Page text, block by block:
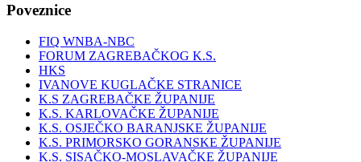
Poveznice
FIQ WNBA-NBC
FORUM ZAGREBAČKOG K.S.
HKS
IVANOVE KUGLAČKE STRANICE
K.S ZAGREBAČKE ŽUPANIJE
K.S. KARLOVAČKE ŽUPANIJE
K.S. OSJEČKO BARANJSKE ŽUPANIJE
K.S. PRIMORSKO GORANSKE ŽUPANIJE
K.S. SISAČKO-MOSLAVAČKE ŽUPANIJE